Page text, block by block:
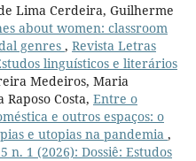
Lima Cerdeira, Guilherme
about women: classroom
genres , Revista Letras
linguísticos e literários
Medeiros, Maria
Costa, Entre o
e outros espaços: o
e utopias na pandemia ,
n. 1 (2026): Dossiê: Estudos